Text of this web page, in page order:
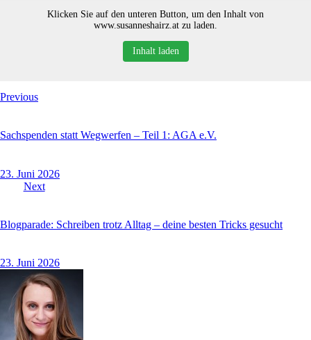
Klicken Sie auf den unteren Button, um den Inhalt von
www.susanneshairz.at zu laden.
Inhalt laden
Beitragsnavigation
Previous
Sachspenden statt Wegwerfen – Teil 1: AGA e.V.
23. Juni 2026
Next
Blogparade: Schreiben trotz Alltag – deine besten Tricks gesucht
23. Juni 2026